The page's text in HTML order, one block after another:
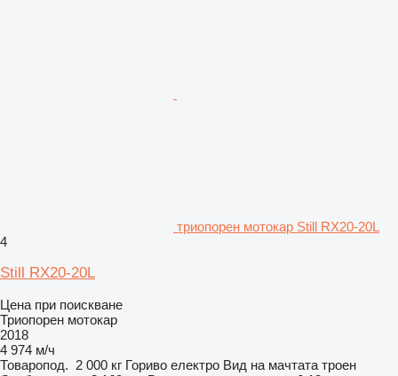
триопорен мотокар Still RX20-20L
4
Still RX20-20L
Цена при поискване
Триопорен мотокар
2018
4 974 м/ч
Товаропод. 2 000 кг Гориво електро Вид на мачтата троен